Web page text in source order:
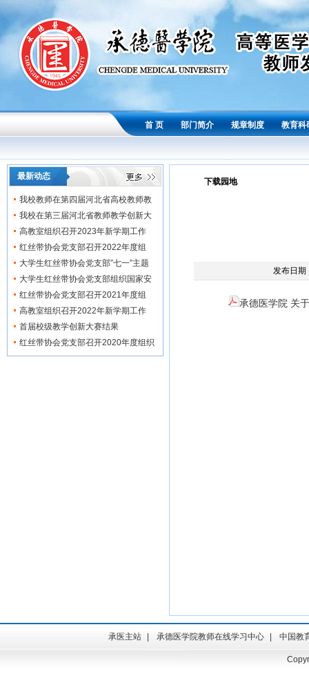
首 页 部门简介 规章制度 教育科
下载园地
发布日
承德医学院 关
最新动态
我校教师在第四届河北省高校教师教
学创...
我校在第三届河北省教师教学创新大
赛中...
高教室组织召开2023年新学期工作
会...
红丝带协会党支部召开2022年度组
织...
大学生红丝带协会党支部”七一”主题
党...
大学生红丝带协会党支部组织国家安
全知...
红丝带协会党支部召开2021年度组
织...
高教室组织召开2022年新学期工作
会...
首届校级教学创新大赛结果
红丝带协会党支部召开2020年度组织
红丝带协会党支
承医主站 承德医学院教师在线学习中心 中国教